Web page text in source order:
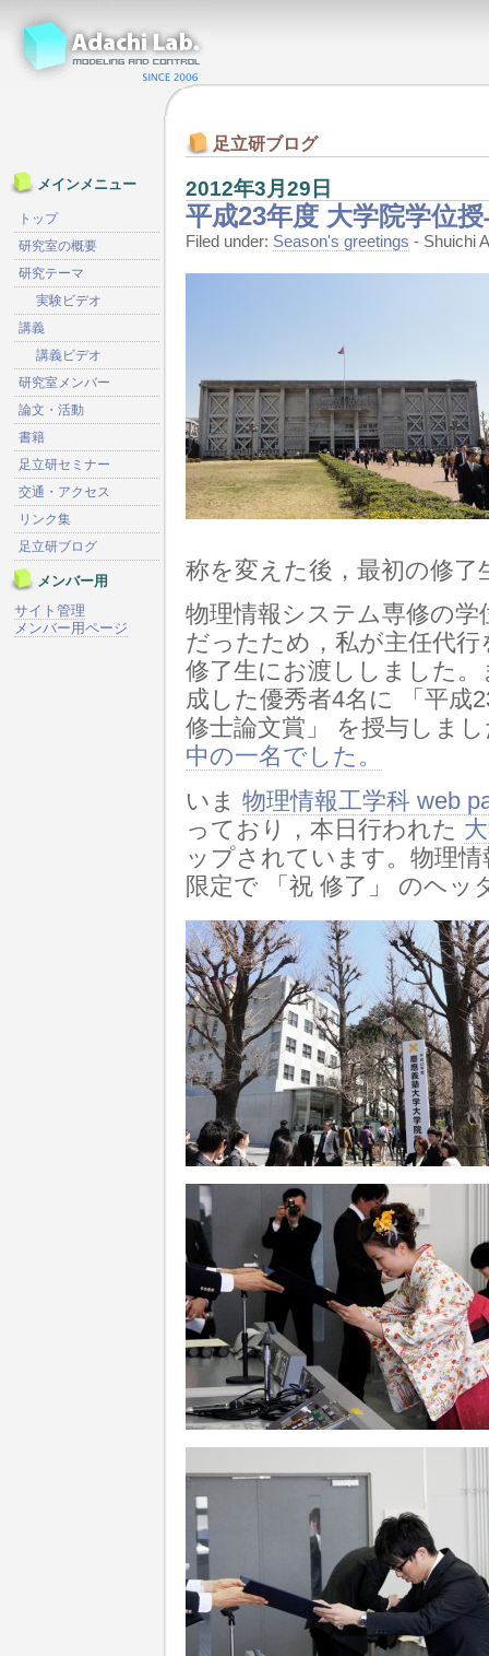
足立研ブログ
2012年3月29日
平成23年度 大学院学位
Filed under: Season's greetings - Shuichi
称を変えた後，最初の修了
物理情報システム専修の
だったため，私が主任代
修了生にお渡ししました
成した優秀者4名に 「平成
修士論文賞」 を授与しま
中の一名でした。
いま 物理情報工学科 web
っており，本日行われた
ップされています。物理
限定で 「祝 修了」 のヘッ
メインメニュー
トップ
研究室の概要
研究テーマ
実験ビデオ
講義
講義ビデオ
研究室メンバー
論文・活動
書籍
足立研セミナー
交通・アクセス
リンク集
足立研ブログ
メンバー用
サイト管理
メンバー用ページ